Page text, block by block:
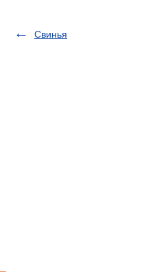
Свинья